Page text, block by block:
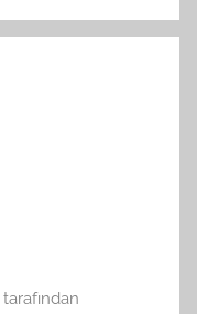
tarafından